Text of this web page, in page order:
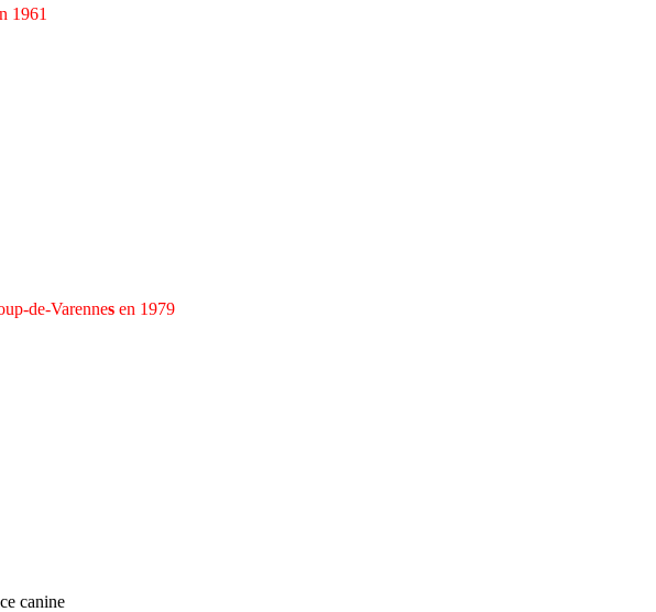
1961
de-Varennes en 1979
canine